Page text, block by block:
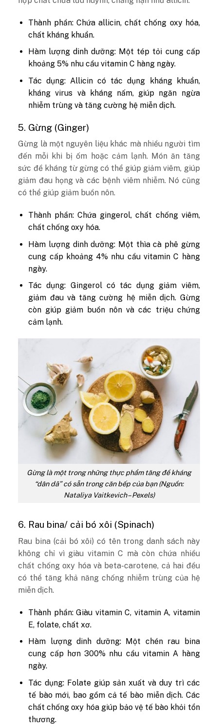
Thành phần: Chứa allicin, chất chống oxy hóa,
chất kháng khuẩn.
Hàm lượng dinh dưỡng: Một tép tỏi cung cấp
khoảng 5% nhu cầu vitamin C hàng ngày.
Tác dụng: Allicin có tác dụng kháng khuẩn,
kháng virus và kháng nấm, giúp ngăn ngừa
nhiễm trùng và tăng cường hệ miễn dịch.
5. Gừng (Ginger)
Gừng là một nguyên liệu khác mà nhiều người tìm
đến mỗi khi bị ốm hoặc cảm lạnh. Món ăn tăng
sức đề kháng từ gừng có thể giúp giảm viêm, giúp
giảm đau họng và các bệnh viêm nhiễm. Nó cũng
có thể giúp giảm buồn nôn.
Thành phần: Chứa gingerol, chất chống viêm,
chất chống oxy hóa.
Hàm lượng dinh dưỡng: Một thìa cà phê gừng
cung cấp khoảng 4% nhu cầu vitamin C hàng
ngày.
Tác dụng: Gingerol có tác dụng giảm viêm,
giảm đau và tăng cường hệ miễn dịch. Gừng
còn giúp giảm buồn nôn và các triệu chứng
cảm lạnh.
Gừng là một trong những thực phẩm tăng đề kháng
“dân dã” có sẵn trong căn bếp của bạn (Nguồn:
Nataliya Vaitkevich – Pexels)
6. Rau bina/ cải bó xôi (Spinach)
Rau bina (cải bó xôi) có tên trong danh sách này
không chỉ vì giàu vitamin C mà còn chứa nhiều
chất chống oxy hóa và beta-carotene, cả hai đều
có thể tăng khả năng chống nhiễm trùng của hệ
miễn dịch.
Thành phần: Giàu vitamin C, vitamin A, vitamin
E, folate, chất xơ.
Hàm lượng dinh dưỡng: Một chén rau bina
cung cấp hơn 300% nhu cầu vitamin A hàng
ngày.
Tác dụng: Folate giúp sản xuất và duy trì các
tế bào mới, bao gồm cả tế bào miễn dịch. Các
chất chống oxy hóa giúp bảo vệ tế bào khỏi tổn
thương.